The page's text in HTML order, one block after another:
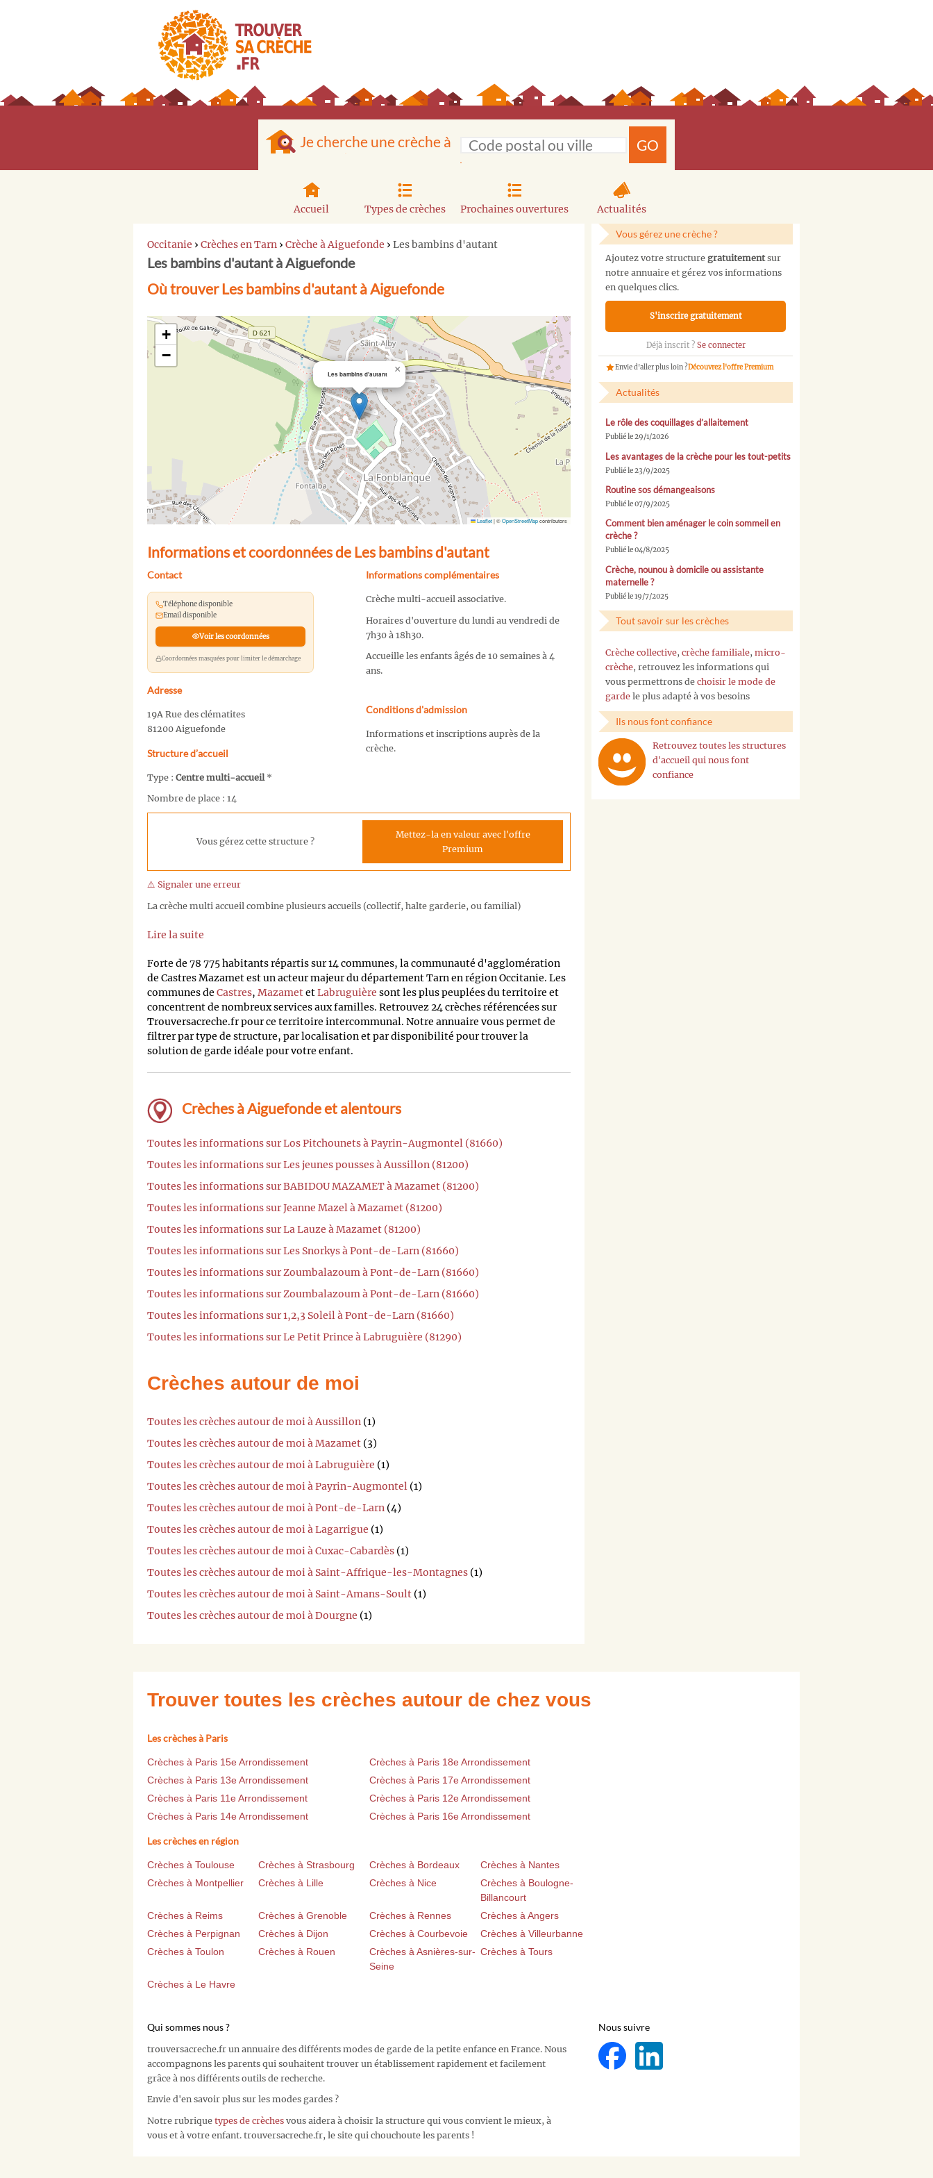
Je cherche une crèche à GO
Accueil Types de crèches Prochaines ouvertures Actualités
Occitanie › Crèches en Tarn › Crèche à Aiguefonde › Les bambins d'autant
Les bambins d'autant à Aiguefonde
Où trouver Les bambins d'autant à Aiguefonde
Les bambins d'autant ×
+
−
Leaflet|©OpenStreetMapcontributors
Informations et coordonnées de Les bambins d'autant
Contact
Téléphone disponible
Email disponible
Voir les coordonnées
Coordonnées masquées pour limiter le démarchage
Adresse
19A Rue des clématites
81200 Aiguefonde
Structure d’accueil
Type : Centre multi-accueil *
Nombre de place : 14
Informations complémentaires
Crèche multi-accueil associative.
Horaires d'ouverture du lundi au vendredi de
7h30 à 18h30.
Accueille les enfants âgés de 10 semaines à 4
ans.
Conditions d'admission
Informations et inscriptions auprès de la
crèche.
Vous gérez cette structure ?
Mettez-la en valeur avec l'offre
Premium
⚠️ Signaler une erreur
La crèche multi accueil combine plusieurs accueils (collectif, halte garderie, ou familial)
Lire la suite
Forte de 78 775 habitants répartis sur 14 communes, la communauté d'agglomération
de Castres Mazamet est un acteur majeur du département Tarn en région Occitanie. Les
communes de Castres, MazametetLabruguière sont les plus peuplées du territoire et
concentrent de nombreux services aux familles. Retrouvez 24 crèches référencées sur
Trouversacreche.fr pour ce territoire intercommunal. Notre annuaire vous permet de
filtrer par type de structure, par localisation et par disponibilité pour trouver la
solution de garde idéale pour votre enfant.
Crèches à Aiguefonde et alentours
Toutes les informations sur Los Pitchounets à Payrin-Augmontel (81660)
Toutes les informations sur Les jeunes pousses à Aussillon (81200)
Toutes les informations sur BABIDOU MAZAMET à Mazamet (81200)
Toutes les informations sur Jeanne Mazel à Mazamet (81200)
Toutes les informations sur La Lauze à Mazamet (81200)
Toutes les informations sur Les Snorkys à Pont-de-Larn (81660)
Toutes les informations sur Zoumbalazoum à Pont-de-Larn (81660)
Toutes les informations sur Zoumbalazoum à Pont-de-Larn (81660)
Toutes les informations sur 1,2,3 Soleil à Pont-de-Larn (81660)
Toutes les informations sur Le Petit Prince à Labruguière (81290)
Crèches autour de moi
Toutes les crèches autour de moi à Aussillon (1)
Toutes les crèches autour de moi à Mazamet (3)
Toutes les crèches autour de moi à Labruguière (1)
Toutes les crèches autour de moi à Payrin-Augmontel (1)
Toutes les crèches autour de moi à Pont-de-Larn (4)
Toutes les crèches autour de moi à Lagarrigue (1)
Toutes les crèches autour de moi à Cuxac-Cabardès (1)
Toutes les crèches autour de moi à Saint-Affrique-les-Montagnes (1)
Toutes les crèches autour de moi à Saint-Amans-Soult (1)
Toutes les crèches autour de moi à Dourgne (1)
Vous gérez une crèche ?
Ajoutez votre structure gratuitementsur
notre annuaire et gérez vos informations
en quelques clics.
S'inscrire gratuitement
Déjà inscrit ? Se connecter
Envie d'aller plus loin ?Découvrez l'offre Premium
Actualités
Le rôle des coquillages d’allaitement
Publié le 29/1/2026
Les avantages de la crèche pour les tout-petits
Publié le 23/9/2025
Routine sos démangeaisons
Publié le 07/9/2025
Comment bien aménager le coin sommeil en
crèche ?
Publié le 04/8/2025
Crèche, nounou à domicile ou assistante
maternelle ?
Publié le 19/7/2025
Tout savoir sur les crèches
Crèche collective, crèche familiale, micro-
crèche, retrouvez les informations qui
vous permettrons de choisir le mode de
garde le plus adapté à vos besoins
Ils nous font confiance
Retrouvez toutes les structures
d'accueil qui nous font
confiance
Trouver toutes les crèches autour de chez vous
Les crèches à Paris
Crèches à Paris 15e Arrondissement
Crèches à Paris 18e Arrondissement
Crèches à Paris 13e Arrondissement
Crèches à Paris 17e Arrondissement
Crèches à Paris 11e Arrondissement
Crèches à Paris 12e Arrondissement
Crèches à Paris 14e Arrondissement
Crèches à Paris 16e Arrondissement
Les crèches en région
Crèches à Toulouse Crèches à Strasbourg Crèches à Bordeaux
Crèches à Nantes
Crèches à Montpellier
Crèches à Lille Crèches à Nice
Crèches à Boulogne-
Billancourt
Crèches à Reims
Crèches à Grenoble Crèches à Rennes
Crèches à Angers
Crèches à Perpignan
Crèches à Dijon Crèches à Courbevoie
Crèches à Villeurbanne
Crèches à Toulon
Crèches à Rouen
Crèches à Asnières-sur-
Seine
Crèches à Tours
Crèches à Le Havre
Qui sommes nous ?
trouversacreche.fr un annuaire des différents modes de garde de la petite enfance en France. Nous
accompagnons les parents qui souhaitent trouver un établissement rapidement et facilement
grâce à nos différents outils de recherche.
Envie d'en savoir plus sur les modes gardes ?
Notre rubrique types de crèches vous aidera à choisir la structure qui vous convient le mieux, à
vous et à votre enfant. trouversacreche.fr, le site qui chouchoute les parents !
Nous suivre